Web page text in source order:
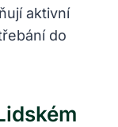
aktivní
do